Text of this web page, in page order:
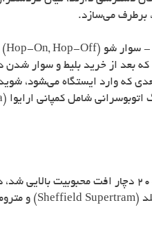
برطرف می‌سازد.
- سوار شو (Hop-On, Hop-Off
بعد از خرید بلیط و سوار
که وارد ایستگاه می‌‍شود،
شامل کمپانی ارایوا (
سیستم تراموا (واگن برقی) پس از اینکه در
(
Sheffield Supertram) و